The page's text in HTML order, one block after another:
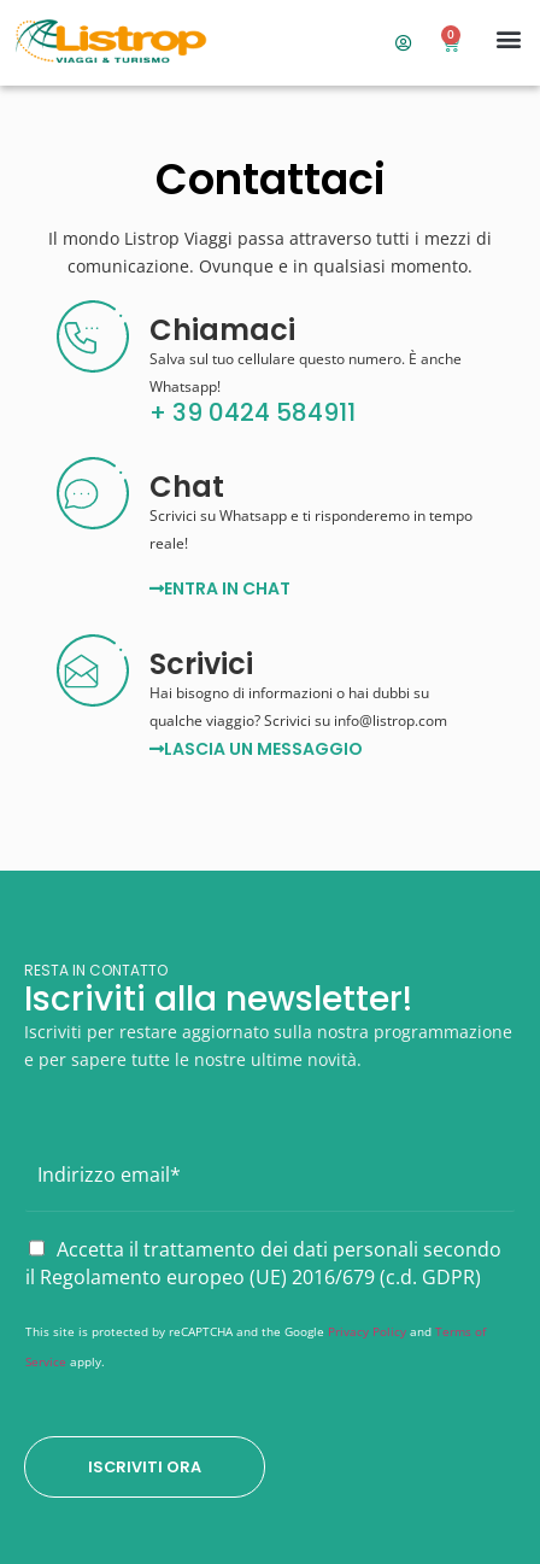
0
Contattaci
Il mondo Listrop Viaggi passa attraverso tutti i mezzi di
comunicazione. Ovunque e in qualsiasi momento.
Chiamaci
Salva sul tuo cellulare questo numero. È anche
Whatsapp!
+ 39 0424 584911
Chat
Scrivici su Whatsapp e ti risponderemo in tempo
reale!
ENTRA IN CHAT
Scrivici
Hai bisogno di informazioni o hai dubbi su
qualche viaggio? Scrivici su info@listrop.com
LASCIA UN MESSAGGIO
RESTA IN CONTATTO
Iscriviti alla newsletter!
Iscriviti per restare aggiornato sulla nostra programmazione
e per sapere tutte le nostre ultime novità.
m
i
l
*
P
r
a
c
Accetta il trattamento dei dati personali secondo
il Regolamento europeo (UE) 2016/679 (c.d. GDPR)
This site is protected by reCAPTCHA and the Google Privacy Policy and Terms of
Service apply.
ISCRIVITI ORA